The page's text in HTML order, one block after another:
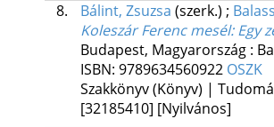
8.
Bálint, Zsuzsa (szerk.) ;
Koleszár Ferenc mesél: Egy
Budapest, Magyarország :
ISBN: 9789634560922 OSZK
Szakkönyv (Könyv) |
[32185410] [Nyilvános]